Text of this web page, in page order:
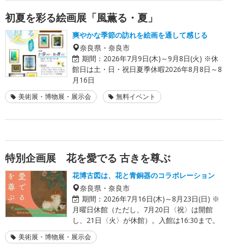
初夏を彩る絵画展「風薫る・夏」
爽やかな季節の訪れを絵画を通して感じる
奈良県・奈良市
期間： 2026年7月9日(木)～9月8日(火) ※休
館日は土・日・祝日夏季休暇2026年8月8日～8
月16日
美術展・博物展・展示会 無料イベント
特別企画展 花を愛でる 古きを尊ぶ
花博古図は、花と青銅器のコラボレーション
奈良県・奈良市
期間： 2026年7月16日(木)～8月23日(日) ※
月曜日休館（ただし、7月20日〈祝〉は開館
し、21日〈火〉が休館）。入館は16:30まで。
美術展・博物展・展示会